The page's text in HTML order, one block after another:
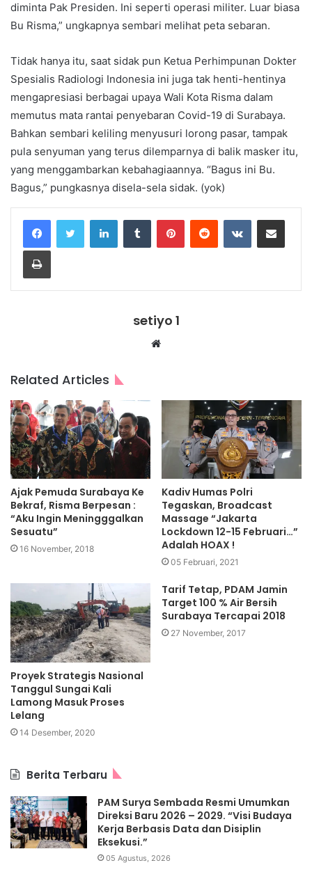
diminta Pak Presiden. Ini seperti operasi militer. Luar biasa
Bu Risma,” ungkapnya sembari melihat peta sebaran.
Tidak hanya itu, saat sidak pun Ketua Perhimpunan Dokter
Spesialis Radiologi Indonesia ini juga tak henti-hentinya
mengapresiasi berbagai upaya Wali Kota Risma dalam
memutus mata rantai penyebaran Covid-19 di Surabaya.
Bahkan sembari keliling menyusuri lorong pasar, tampak
pula senyuman yang terus dilemparnya di balik masker itu,
yang menggambarkan kebahagiaannya. “Bagus ini Bu.
Bagus,” pungkasnya disela-sela sidak. (yok)
LinkedInTumblr PinterestReddit VKontakteShare via Email
Print
setiyo 1
Website
Related Articles
Ajak Pemuda Surabaya Ke
Bekraf, Risma Berpesan :
“Aku Ingin Meningggalkan
Sesuatu”
16 November, 2018
Kadiv Humas Polri
Tegaskan, Broadcast
Massage “Jakarta
Lockdown 12-15 Februari…”
Adalah HOAX !
05 Februari, 2021
Proyek Strategis Nasional
Tanggul Sungai Kali
Lamong Masuk Proses
Lelang
14 Desember, 2020
Tarif Tetap, PDAM Jamin
Target 100 % Air Bersih
Surabaya Tercapai 2018
27 November, 2017
Berita Terbaru
PAM Surya Sembada Resmi Umumkan
Direksi Baru 2026 – 2029. “Visi Budaya
Kerja Berbasis Data dan Disiplin
Eksekusi.”
05 Agustus, 2026